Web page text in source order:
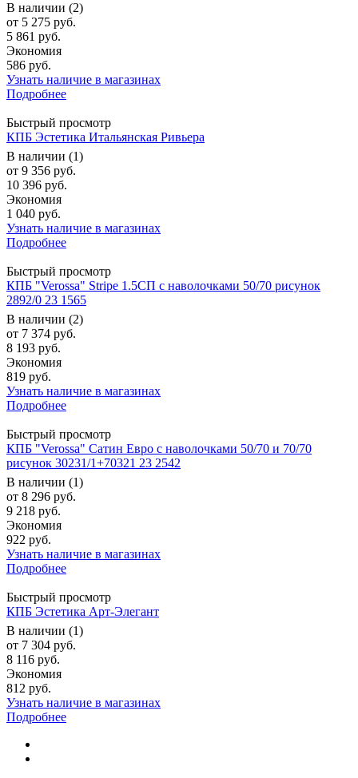
В наличии (2)
от 5 275 руб.
5 861 руб.
Экономия
586 руб.
Узнать наличие в магазинах
Подробнее
Быстрый просмотр
КПБ Эстетика Итальянская Ривьера
В наличии (1)
от 9 356 руб.
10 396 руб.
Экономия
1 040 руб.
Узнать наличие в магазинах
Подробнее
Быстрый просмотр
КПБ "Verossa" Stripe 1.5СП с наволочками 50/70 рисунок
2892/0 23 1565
В наличии (2)
от 7 374 руб.
8 193 руб.
Экономия
819 руб.
Узнать наличие в магазинах
Подробнее
Быстрый просмотр
КПБ "Verossa" Сатин Евро с наволочками 50/70 и 70/70
рисунок 30231/1+70321 23 2542
В наличии (1)
от 8 296 руб.
9 218 руб.
Экономия
922 руб.
Узнать наличие в магазинах
Подробнее
Быстрый просмотр
КПБ Эстетика Арт-Элегант
В наличии (1)
от 7 304 руб.
8 116 руб.
Экономия
812 руб.
Узнать наличие в магазинах
Подробнее